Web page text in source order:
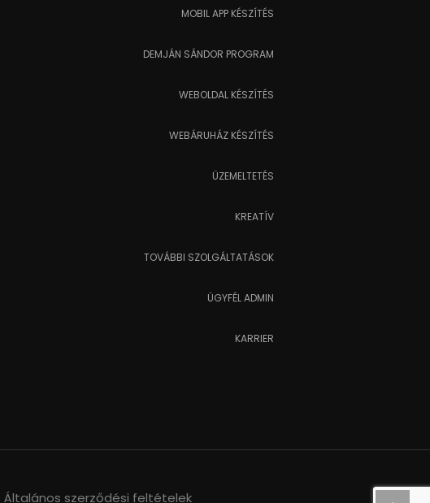
MOBIL APP KÉSZÍTÉS
DEMJÁN SÁNDOR PROGRAM
WEBOLDAL KÉSZÍTÉS
WEBÁRUHÁZ KÉSZÍTÉS
ÜZEMELTETÉS
KREATÍV
TOVÁBBI SZOLGÁLTATÁSOK
ÜGYFÉL ADMIN
KARRIER
Általános szerződési feltételek